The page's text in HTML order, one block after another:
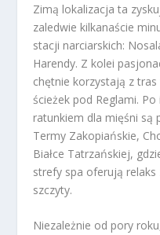
Zimą lokalizacja ta
zaledwie kilkanaście
stacji narciarskich:
Harendy. Z kolei
chętnie korzystają z
ścieżek pod Reglami.
ratunkiem dla mięśni są
Termy Zakopiańskie,
Białce Tatrzańskiej,
strefy spa oferują
szczyty.
Niezależnie od pory